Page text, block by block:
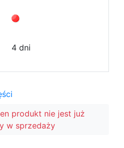
4 dni
produkt nie jest już
w sprzedaży